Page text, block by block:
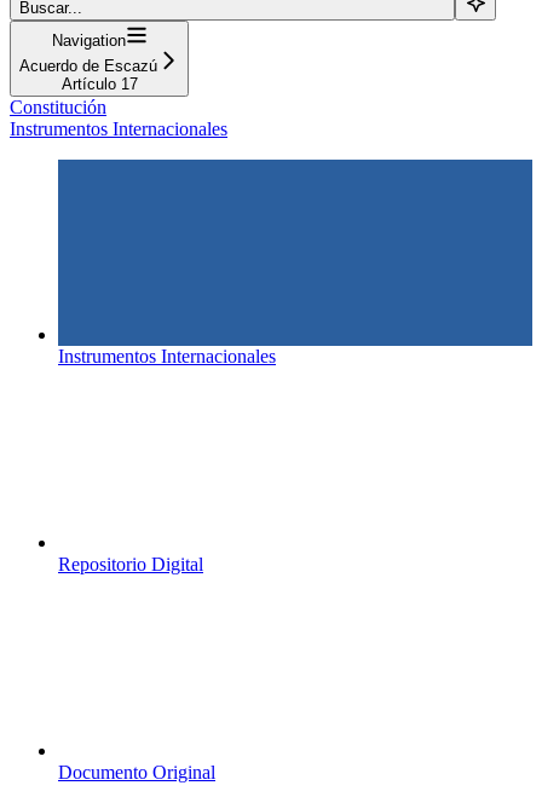
Buscar...
Navigation
Acuerdo de Escazú
Artículo 17
Constitución
Instrumentos Internacionales
Instrumentos Internacionales
Repositorio Digital
Documento Original